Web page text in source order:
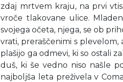
zdaj mrtvem kraju, na prvi
vroče tlakovane ulice.
svojega očeta, njega, se ob
vrati, preraščenimi s
plašijo ga odmevi, ki so ostali
duš, ki še vedno niso našle
najboljša leta preživela v